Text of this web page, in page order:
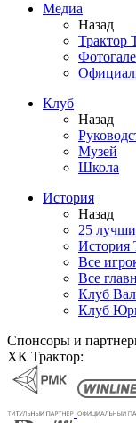
Медиа
Назад
Трактор
Клуб
Назад
Музей
Школа
История
Назад
25
История
Все
Все
Клуб
Клуб
Спонсоры и
ХК Трактор: